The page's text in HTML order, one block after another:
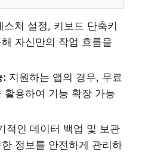
스처 설정, 키보드 단축키
자신만의 작업 흐름을
: 지원하는 앱의 경우, 무료
활용하여 기능 확장 가능
적인 데이터 백업 및 보관
정보를 안전하게 관리하